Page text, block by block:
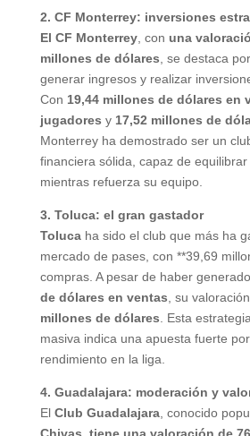
2. CF Monterrey: inversiones
El CF Monterrey, con una
millones de dólares , se destaca
generar ingresos y realizar
Con 19,44 millones de dólares en
jugadores y 17,52 millones de
Monterrey ha demostrado ser un
financiera sólida, capaz de
mientras refuerza su equipo.
3. Toluca: el gran gastador
Tolucaha sido el club que más ha
mercado de pases, con **39,69
compras. A pesar de haber generado
de dólares en ventas , su
millones de dólares . Esta
masiva indica una apuesta fuerte
rendimiento en la liga.
4. Guadalajara: moderación y
El Club Guadalajara, conocido
Chivas, tiene una valoración de